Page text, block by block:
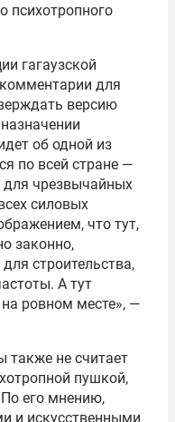
психотропного
гагаузской
для
версию
об одной из
по всей стране —
для чрезвычайных
силовых
что тут,
законно,
строительства,
А тут
ровном месте», —
также не считает
пушкой,
его мнению,
и искусственными